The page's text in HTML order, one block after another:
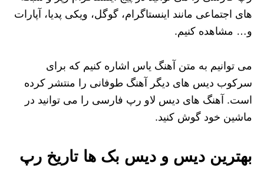
های اجتماعی مانند اینستاگرام، گوگل، ویکی پدیا، آپارات
و… مشاهده کنیم.
می توانیم به متن آهنگ یاس اشاره کنیم که برای
سرکوب دیس های دیگر آهنگ طوفانی را منتشر کرده
است. آهنگ های دیس لاو رپ فارسی را می توانید در
ماشین خود گوش کنید.
بهترین دیس و دیس بک ها تاریخ رپ